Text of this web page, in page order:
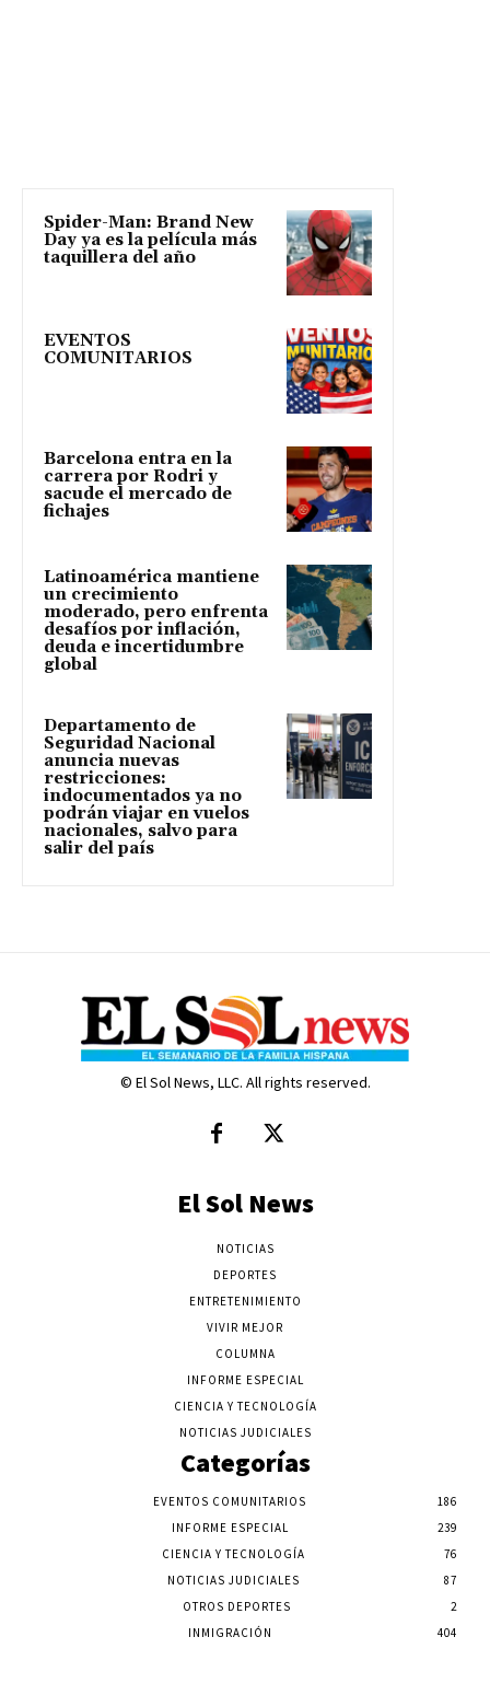
Spider-Man: Brand New
Day ya es la película más
taquillera del año
EVENTOS
COMUNITARIOS
Barcelona entra en la
carrera por Rodri y
sacude el mercado de
fichajes
Latinoamérica mantiene
un crecimiento
moderado, pero enfrenta
desafíos por inflación,
deuda e incertidumbre
global
Departamento de
Seguridad Nacional
anuncia nuevas
restricciones:
indocumentados ya no
podrán viajar en vuelos
nacionales, salvo para
salir del país
© El Sol News, LLC. All rights reserved.
El Sol News
NOTICIAS
DEPORTES
ENTRETENIMIENTO
VIVIR MEJOR
COLUMNA
INFORME ESPECIAL
CIENCIA Y TECNOLOGÍA
NOTICIAS JUDICIALES
Categorías
EVENTOS COMUNITARIOS
186
INFORME ESPECIAL
239
CIENCIA Y TECNOLOGÍA
76
NOTICIAS JUDICIALES
87
OTROS DEPORTES
2
INMIGRACIÓN
404